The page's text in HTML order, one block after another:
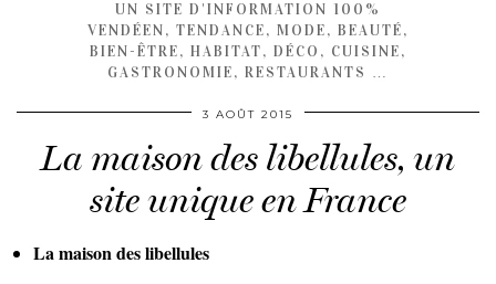
UN SITE D'INFORMATION 100%
VENDÉEN, TENDANCE, MODE, BEAUTÉ,
BIEN-ÊTRE, HABITAT, DÉCO, CUISINE,
GASTRONOMIE, RESTAURANTS …
3 AOÛT 2015
La maison des libellules, un
site unique en France
La maison des libellules